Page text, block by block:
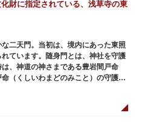
財に指定されている、浅草寺の東
二天門。当初は、境内にあった東照
ています。随身門とは、神社を守護
、神道の神さまである豊岩間戸命
（くしいわまどのみこと）の守護神
が発令した神仏分離令により、仏教
まの像を祀ることができなくなりま